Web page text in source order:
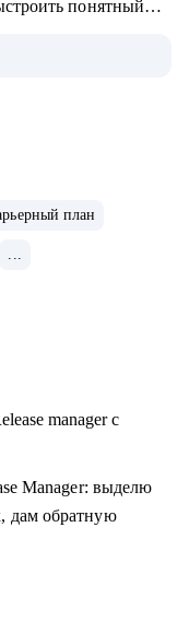
понятный
услугами
начинающих»
Scrum Master
Manager
/ аналитики /
к более
разработчикам и
в управление
план
...
manager с
Manager: выделю
дам обратную